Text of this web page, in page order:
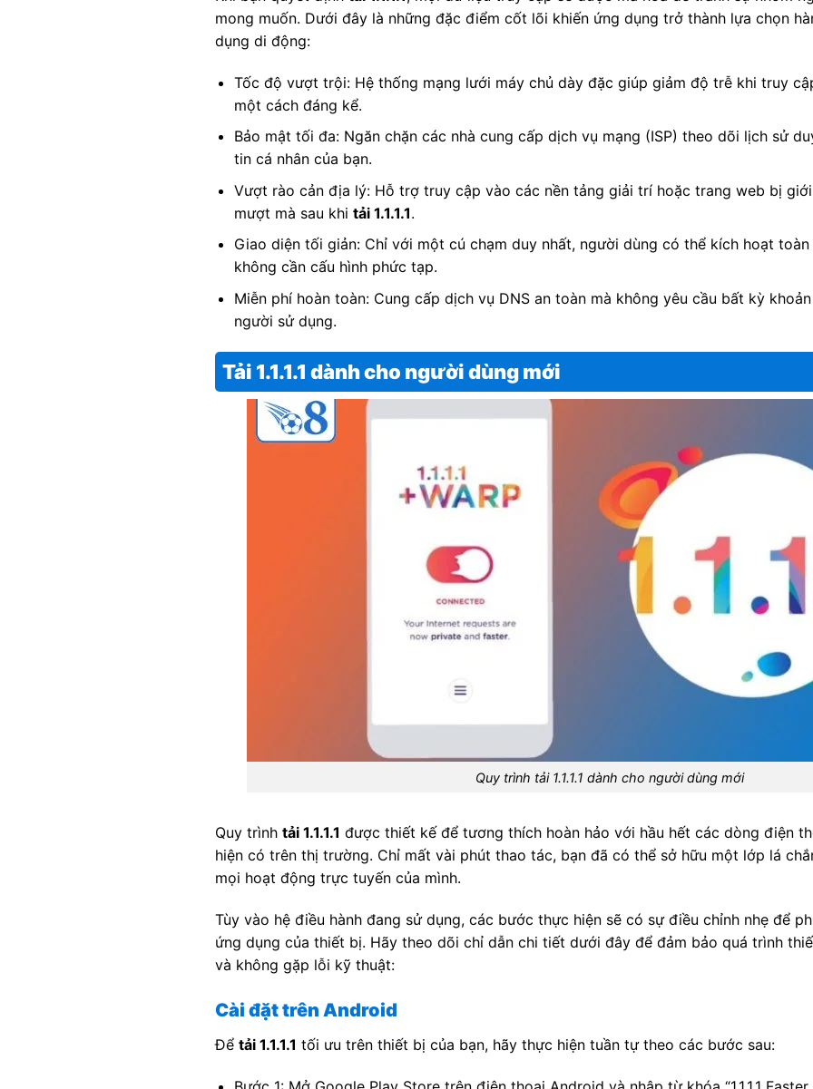
mong muốn. Dưới đây là những đặc điểm cốt lõi khiến ứng dụng trở thành lựa chọn
dụng di động:
Tốc độ vượt trội: Hệ thống mạng lưới máy chủ dày đặc giúp giảm độ trễ khi truy
một cách đáng kể.
Bảo mật tối đa: Ngăn chặn các nhà cung cấp dịch vụ mạng (ISP) theo dõi lịch sử
tin cá nhân của bạn.
Vượt rào cản địa lý: Hỗ trợ truy cập vào các nền tảng giải trí hoặc trang web bị
mượt mà sau khi tải 1.1.1.1.
Giao diện tối giản: Chỉ với một cú chạm duy nhất, người dùng có thể kích hoạt
không cần cấu hình phức tạp.
Miễn phí hoàn toàn: Cung cấp dịch vụ DNS an toàn mà không yêu cầu bất kỳ
người sử dụng.
Tải 1.1.1.1 dành cho người dùng mới
Quy trình tải 1.1.1.1 dành cho người dùng mới
Quy trình tải 1.1.1.1 được thiết kế để tương thích hoàn hảo với hầu hết các dòng điện
hiện có trên thị trường. Chỉ mất vài phút thao tác, bạn đã có thể sở hữu một lớp lá
mọi hoạt động trực tuyến của mình.
Tùy vào hệ điều hành đang sử dụng, các bước thực hiện sẽ có sự điều chỉnh nhẹ để
ứng dụng của thiết bị. Hãy theo dõi chỉ dẫn chi tiết dưới đây để đảm bảo quá trình
và không gặp lỗi kỹ thuật:
Cài đặt trên Android
Để tải 1.1.1.1 tối ưu trên thiết bị của bạn, hãy thực hiện tuần tự theo các bước sau: